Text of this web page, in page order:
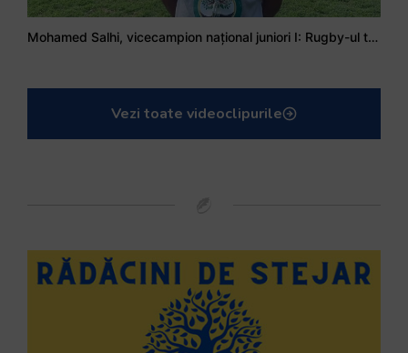
Mohamed Salhi, vicecampion național juniori I: Rugby-ul te învață să accepți și înfrângerile
Vezi toate videoclipurile